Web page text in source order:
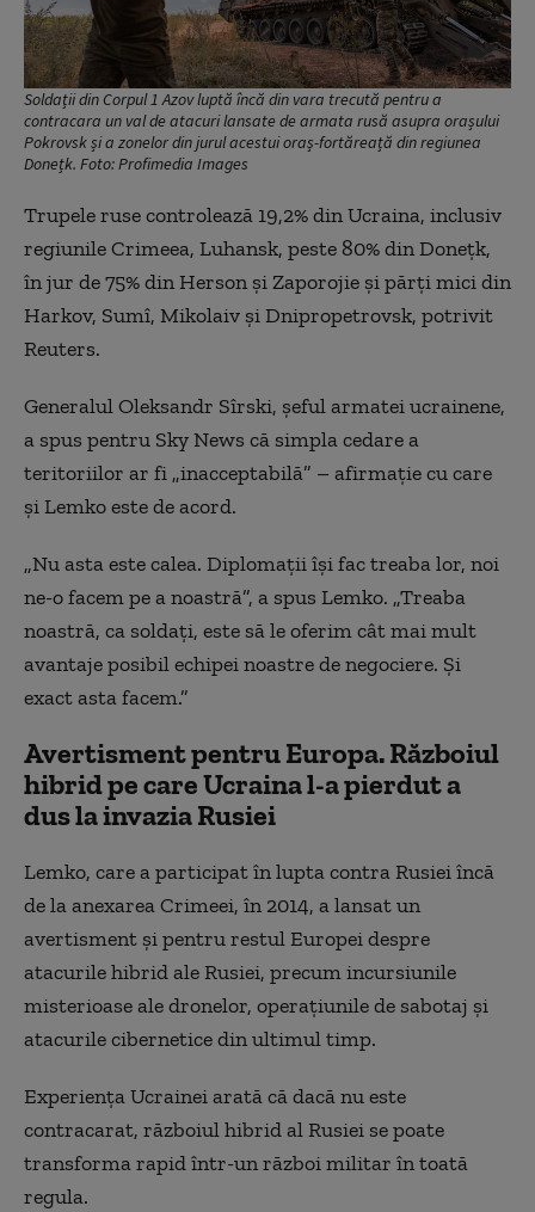
Soldații din Corpul 1 Azov luptă încă din vara trecută pentru a
contracara un val de atacuri lansate de armata rusă asupra orașului
Pokrovsk și a zonelor din jurul acestui oraș-fortăreață din regiunea
Donețk. Foto: Profimedia Images
Trupele ruse controlează 19,2% din Ucraina, inclusiv
regiunile Crimeea, Luhansk, peste 80% din Donețk,
în jur de 75% din Herson și Zaporojie și părți mici din
Harkov, Sumî, Mikolaiv și Dnipropetrovsk, potrivit
Reuters.
Generalul Oleksandr Sîrski, șeful armatei ucrainene,
a spus pentru Sky News că simpla cedare a
teritoriilor ar fi „inacceptabilă” – afirmație cu care
și Lemko este de acord.
„Nu asta este calea. Diplomații își fac treaba lor, noi
ne-o facem pe a noastră”, a spus Lemko. „Treaba
noastră, ca soldați, este să le oferim cât mai mult
avantaje posibil echipei noastre de negociere. Și
exact asta facem.”
Avertisment pentru Europa. Războiul
hibrid pe care Ucraina l-a pierdut a
dus la invazia Rusiei
Lemko, care a participat în lupta contra Rusiei încă
de la anexarea Crimeei, în 2014, a lansat un
avertisment și pentru restul Europei despre
atacurile hibrid ale Rusiei, precum incursiunile
misterioase ale dronelor, operațiunile de sabotaj și
atacurile cibernetice din ultimul timp.
Experiența Ucrainei arată că dacă nu este
contracarat, războiul hibrid al Rusiei se poate
transforma rapid într-un război militar în toată
regula.